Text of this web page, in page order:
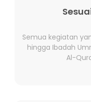
Semua kegiatan
hingga Ibadah
Al-